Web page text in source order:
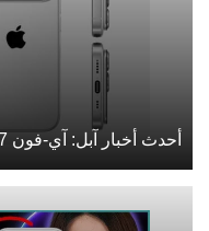
أحدث أخبار آبل: آي-فون 17 والمزيد